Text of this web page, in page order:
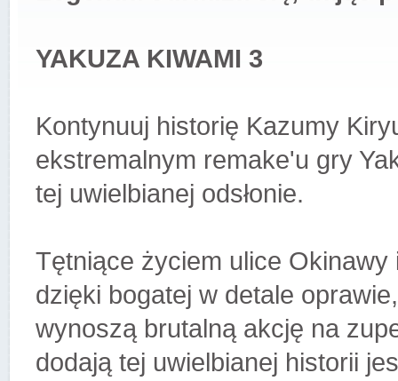
YAKUZA KIWAMI 3
Kontynuuj historię Kazumy
ekstremalnym remake'u gry
tej uwielbianej odsłonie.
Tętniące życiem ulice Okinawy
dzięki bogatej w detale
wynoszą brutalną akcję na
dodają tej uwielbianej historii